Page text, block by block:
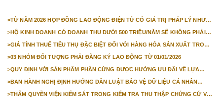
>TỪ NĂM 2026 HỢP ĐỒNG LAO ĐỘNG ĐIỆN TỬ CÓ GIÁ TRỊ PHÁP LÝ NHƯ
>HỘ KINH DOANH CÓ DOANH THU DƯỚI 500 TRIỆU/NĂM SẼ KHÔNG PHẢI
>GIÁ TÍNH THUẾ TIÊU THỤ ĐẶC BIỆT ĐỐI VỚI HÀNG HÓA SẢN XUẤT TRONG
>03 NHÓM ĐỐI TƯỢNG PHẢI ĐĂNG KÝ LAO ĐỘNG TỪ 01/01/2026
>QUY ĐỊNH VỚI SẢN PHẨM PHẦN CỨNG ĐƯỢC HƯỞNG ƯU ĐÃI VỀ LỰA
>BAN HÀNH NGHỊ ĐỊNH HƯỚNG DẪN LUẬT BẢO VỆ DỮ LIỆU CÁ NHÂN
>THẨM QUYỀN VIỆN KIỂM SÁT TRONG KIỂM TRA THU THẬP CHỨNG CỨ VỤ